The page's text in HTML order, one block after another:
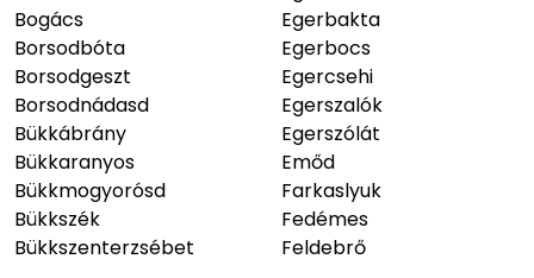
Bogács
Borsodbóta
Borsodgeszt
Borsodnádasd
Bükkábrány
Bükkaranyos
Bükkmogyorósd
Bükkszék
Bükkszenterzsébet
Egerbakta
Egerbocs
Egercsehi
Egerszalók
Egerszólát
Emőd
Farkaslyuk
Fedémes
Feldebrő